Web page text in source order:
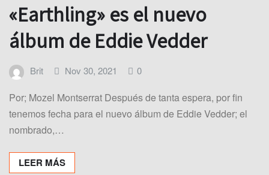
«Earthling» es el nuevo
álbum de Eddie Vedder
Brit Nov 30, 2021 0
Por; Mozel Montserrat Después de tanta espera, por fin
tenemos fecha para el nuevo álbum de Eddie Vedder; el
nombrado,…
LEER MÁS